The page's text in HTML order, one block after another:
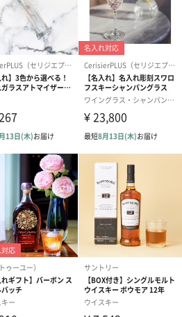
フトです。
たいお名前や記念日のお日付など
ら専門のスタッフが配置していくの
てお入れしますが、文字のサイズは
ださい。
くある質問